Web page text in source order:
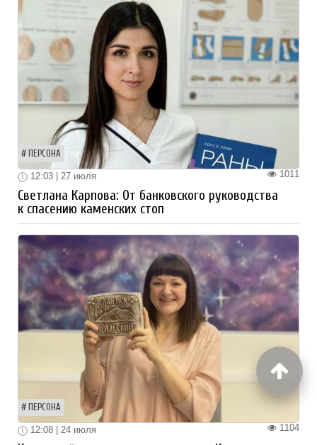
ПЕРСОНА
1011
12:03 | 27 июля
Светлана Карпова: От банковского руководства
к спасению каменских стоп
ПЕРСОНА
1104
12:08 | 24 июля